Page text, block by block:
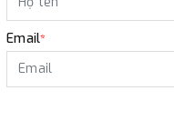
Email*